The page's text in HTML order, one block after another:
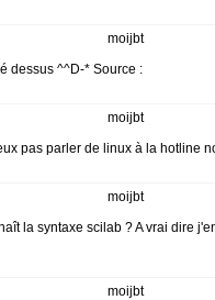
moijbt
dessus ^^D-* Source :
moijbt
pas parler de linux à la hotline
moijbt
la syntaxe scilab ? A vrai dire
moijbt